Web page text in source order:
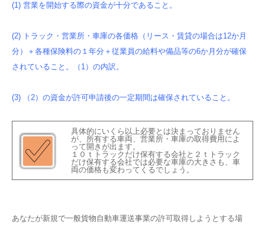
(1) 営業を開始する際の資金が十分であること。
(2) トラック・営業所・車庫の各価格（リース・賃貸の場合は12か月
分）＋各種保険料の１年分＋従業員の給料や備品等の6か月分が確保
されていること。（1）の内訳。
(3) （2）の資金が許可申請後の一定期間は確保されていること。
具体的にいくら以上必要とは決まっておりません
が、所有する車両、営業所・車庫の取得費用によ
って開きが出ます。
１０ｔトラックだけ保有する会社と２ｔトラック
だけ保有する会社では必要な車庫の大きさも、車
両の価格も変わってくるでしょう。
あなたが新規で一般貨物自動車運送事業の許可取得しようとする場